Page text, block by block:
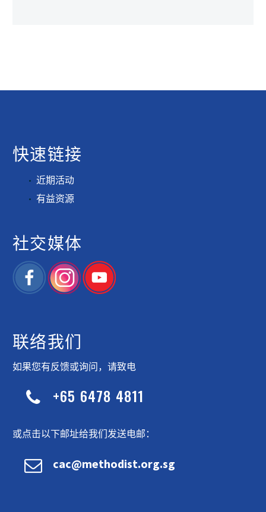
快速链接
近期活动
有益资源
社交媒体
联络我们
如果您有反馈或询问，请致电

 +65 6478 4811
或点击以下邮址给我们发送电邮：

 cac@methodist.org.sg